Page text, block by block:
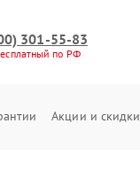
301-55-83
по РФ
Акции и скидки